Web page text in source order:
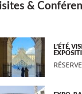
&
L’ÉTÉ,